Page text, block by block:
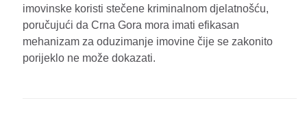
imovinske koristi stečene kriminalnom djelatnošću,
poručujući da Crna Gora mora imati efikasan
mehanizam za oduzimanje imovine čije se zakonito
porijeklo ne može dokazati.